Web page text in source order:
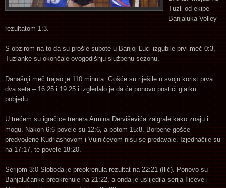
Tuzli od ekipe
Banjaluka Volley
rezultatom 1:3.
S obzirom na to da su prošle subote u Banjoj Luci izgubile prvi meč 0:3,
Tuzlanke su okončale ovogodišnju službenu sezonu.
Današnji meč trajao je 110 minuta. Gošće su riješile u svoju korist prva
dva seta – 16:25 i 19:25 i izgledalo je da će ponovo postići glatku
pobjedu.
U trećem su igračice trenera Armina Derviševića zaigrale kako znaju i
mogu. Nakon 6:6 povele su 12:6, a potom 15:8. Borbene gošće
predvođene Kudriashovom i Vujnićevom nisu se predavale. Izjednačile su
na 17:17, te povele 18:20.
Serijom 3:0 Sloboda je preokrenula rezultat na 22:21 (Ilić). Ponovo su
Banjalučanke preokrenule na 21:22, a onda je uslijedila serija Ilićeve i